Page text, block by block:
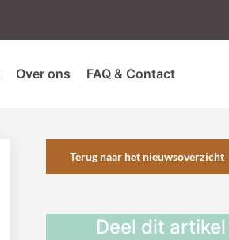
Over ons FAQ & Contact
Terug naar het nieuwsoverzicht
Deel dit artikel